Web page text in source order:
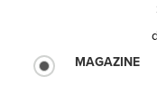
MAGAZINE